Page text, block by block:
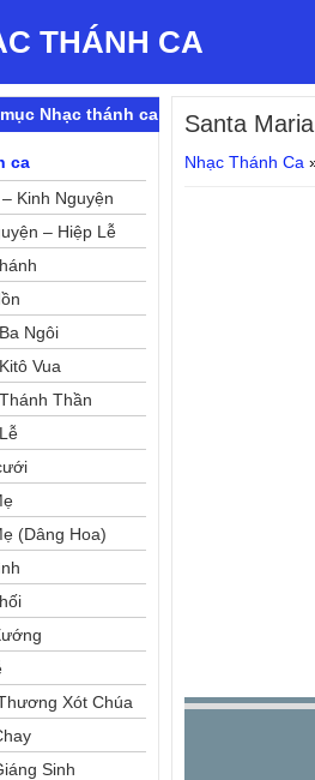
THÁNH CA
Santa Maria
Nhạc Thánh Ca
Nhạc thánh ca
ca
Kinh Nguyện
– Hiệp Lễ
Ngôi
Vua
Thần
(Dâng Hoa)
Xót Chúa
Sinh